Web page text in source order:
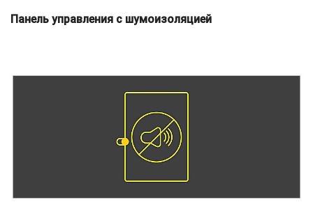
Панель управления с шумоизоляцией